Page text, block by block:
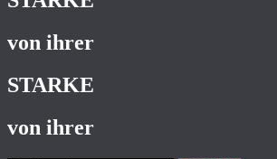
von ihrer
STARKE
von ihrer